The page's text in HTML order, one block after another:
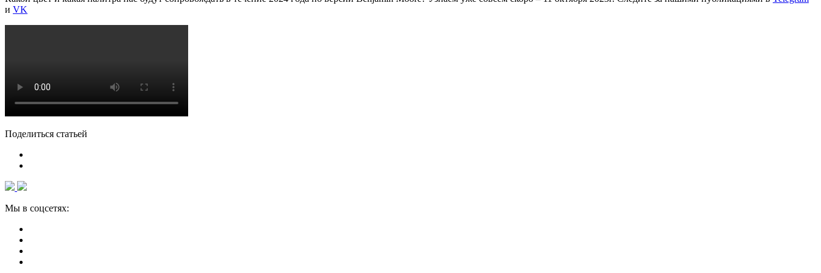
и VK
Поделиться статьей
Мы в соцсетях: